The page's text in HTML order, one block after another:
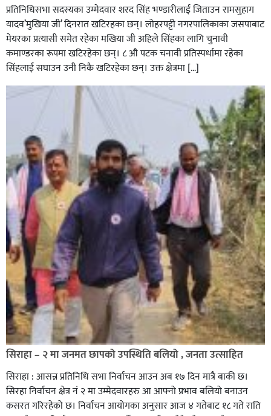
सिराहाको औरहीमा जेन-जी भेला सम्पन्न
प्रतिनिधिसभा सदस्यका उम्मेदवार शरद सिंह भण्डारीलाई जिताउन रामसुहाग
यादव’मुखिया जी’ दिनरात खटिरहका छन्। लोहरपट्टी नगरपालिकाका जसपाबाट
मेयरका प्रत्यासी समेत रहेका मखिया जी अहिले सिंहका लागि चुनावी
कमाण्डरका रूपमा खटिरहेका छन्। ८ औ पटक चनावी प्रतिस्पर्धामा रहेका
सिंहलाई सघाउन उनी निकै खटिरहेका छन्। उक्त क्षेत्रमा […]
सिराहा – २ मा जनमत छापको उपस्थिति बलियो , जनता उत्साहित
सिराहा : आसन्न प्रतिनिधि सभा निर्वाचन आउन अब १७ दिन मात्रै बाकी छ।
सिरहा निर्वाचन क्षेत्र नं २ मा उम्मेदवारहरु आ आफ्नो प्रभाव बलियो बनाउन
कसरत गरिरहेको छ। निर्वाचन आयोगका अनुसार आज ४ गतेबाट १८ गते राति